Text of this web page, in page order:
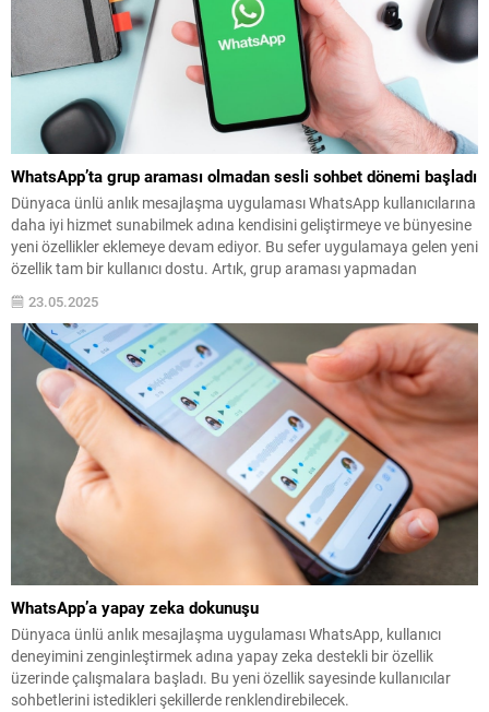
WhatsApp’ta grup araması olmadan sesli sohbet dönemi başladı
Dünyaca ünlü anlık mesajlaşma uygulaması WhatsApp kullanıcılarına
daha iyi hizmet sunabilmek adına kendisini geliştirmeye ve bünyesine
yeni özellikler eklemeye devam ediyor. Bu sefer uygulamaya gelen yeni
özellik tam bir kullanıcı dostu. Artık, grup araması yapmadan
güncellemesiyle gelen değişiklikler...
23.05.2025
WhatsApp’a yapay zeka dokunuşu
Dünyaca ünlü anlık mesajlaşma uygulaması WhatsApp, kullanıcı
deneyimini zenginleştirmek adına yapay zeka destekli bir özellik
üzerinde çalışmalara başladı. Bu yeni özellik sayesinde kullanıcılar
sohbetlerini istedikleri şekillerde renklendirebilecek.